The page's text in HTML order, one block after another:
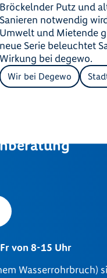
Bröckelnder Putz und
Sanieren notwendig
Umwelt und Mietende
neue Serie beleuchtet
Wirkung bei degewo.
Wir bei Degewo
von 8-15 Uhr
Wasserrohrbruch)